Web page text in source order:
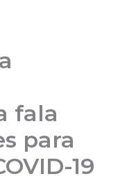
fala
para
19